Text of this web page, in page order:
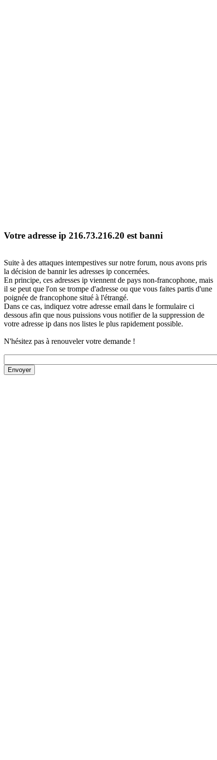
Votre adresse ip 216.73.216.20 est banni
Suite à des attaques intempestives sur notre forum, nous avons pris
la décision de bannir les adresses ip concernées.
En principe, ces adresses ip viennent de pays non-francophone, mais
il se peut que l'on se trompe d'adresse ou que vous faites partis d'une
poignée de francophone situé à l'étrangé.
Dans ce cas, indiquez votre adresse email dans le formulaire ci
dessous afin que nous puissions vous notifier de la suppression de
votre adresse ip dans nos listes le plus rapidement possible.
N'hésitez pas à renouveler votre demande !